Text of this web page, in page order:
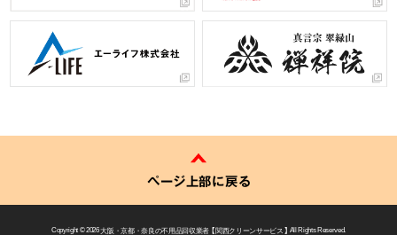
ページ上部に戻る
Copyright © 2026大阪・京都・奈良の不用品回収業者 【 関西クリーンサービス 】 All Rights Reserved.